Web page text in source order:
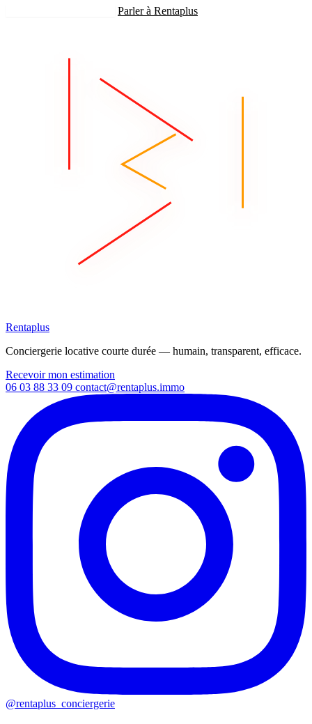
Parler à Rentaplus
Rentaplus
Conciergerie locative courte durée — humain, transparent, efficace.
Recevoir mon estimation
06 03 88 33 09 contact@rentaplus.immo
@rentaplus_conciergerie